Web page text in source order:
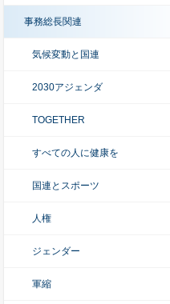
事務総長関連
気候変動と国連
2030アジェンダ
TOGETHER
すべての人に健康を
国連とスポーツ
人権
ジェンダー
軍縮